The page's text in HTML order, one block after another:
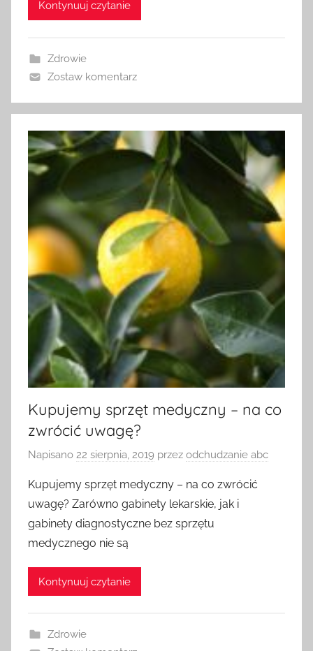
Kontynuuj czytanie
Zdrowie
Zostaw komentarz
Kupujemy sprzęt medyczny – na co
zwrócić uwagę?
Napisano 22 sierpnia, 2019 przez odchudzanie abc
Kupujemy sprzęt medyczny – na co zwrócić
uwagę? Zarówno gabinety lekarskie, jak i
gabinety diagnostyczne bez sprzętu
medycznego nie są
Kontynuuj czytanie
Zdrowie